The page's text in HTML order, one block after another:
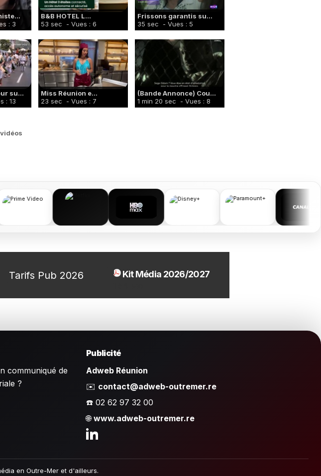
: 3
B&B HOTEL L...
53 sec
- Vues : 6
Frissons garantis su...
35 sec
- Vues : 5
su...
: 13
Miss Réunion e...
23 sec
- Vues : 7
(Bande Annonce) Cou...
1 min 20 sec
- Vues : 8
Tarifs Pub 2026 Kit Média 2026/2027
communiqué de
?
Publicité
Adweb Réunion
✉️ contact@adweb-outremer.re
☎️ 02 62 97 32 00
🌐www.adweb-outremer.re
en Outre-Mer et d'ailleurs.